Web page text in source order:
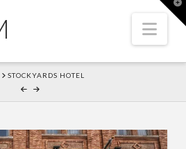
STOCKYARDS HOTEL